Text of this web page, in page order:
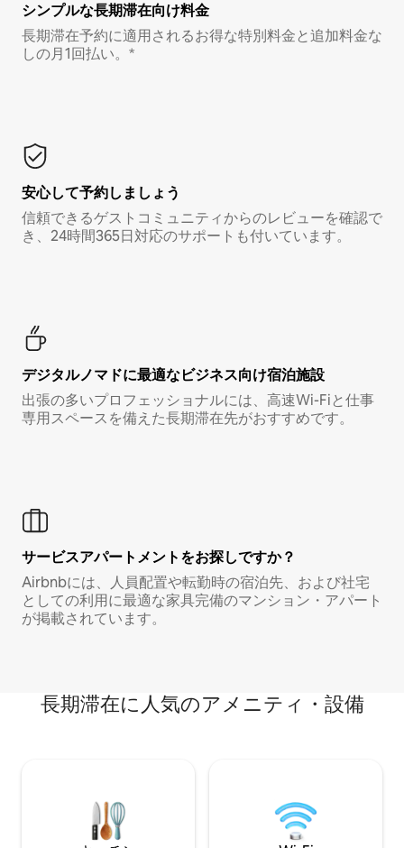
シンプルな長期滞在向け料金
長期滞在予約に適用されるお得な特別料金と追加料金な
しの月1回払い。*
安心して予約しましょう
信頼できるゲストコミュニティからのレビューを確認で
き、24時間365日対応のサポートも付いています。
デジタルノマド⁠に最⁠適⁠なビ⁠ジ⁠ネ⁠ス⁠向⁠け宿⁠泊⁠施⁠設
出張の多いプロフェッショナルには、高速Wi-Fiと仕事
専用スペースを備えた長期滞在先がおすすめです。
サービスアパートメントをお探しですか？
Airbnbには、人員配置や転勤時の宿泊先、および社宅
としての利用に最適な家具完備のマンション・アパート
が掲載されています。
長期滞在に人気のアメニティ・設備